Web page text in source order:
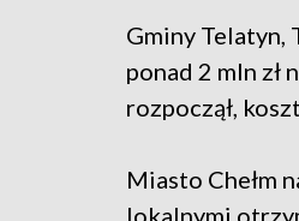
Gminy Telatyn,
ponad 2 mln zł
rozpoczął,
Miasto Chełm
lokalnymi